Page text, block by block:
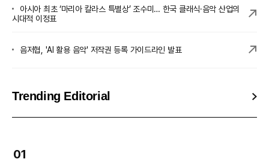
아시아 최초 ‘마리아 칼라스 특별상’ 조수미… 한국 클래식·음악 산업의
시대적 이정표
음저협, 'AI 활용 음악' 저작권 등록 가이드라인 발표
Trending Editorial
01